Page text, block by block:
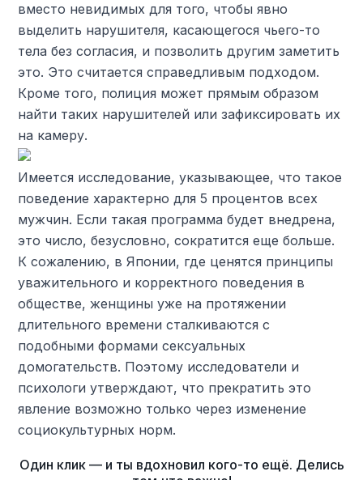
вместо невидимых для того, чтобы явно
выделить нарушителя, касающегося чьего-то
тела без согласия, и позволить другим заметить
это. Это считается справедливым подходом.
Кроме того, полиция может прямым образом
найти таких нарушителей или зафиксировать их
на камеру.
Имеется исследование, указывающее, что такое
поведение характерно для 5 процентов всех
мужчин. Если такая программа будет внедрена,
это число, безусловно, сократится еще больше.
К сожалению, в Японии, где ценятся принципы
уважительного и корректного поведения в
обществе, женщины уже на протяжении
длительного времени сталкиваются с
подобными формами сексуальных
домогательств. Поэтому исследователи и
психологи утверждают, что прекратить это
явление возможно только через изменение
социокультурных норм.